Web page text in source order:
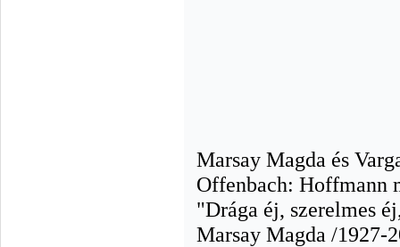
Marsay Magda és
Offenbach: Hoffmann
"Drága éj, szerelmes
Marsay Magda /1927-